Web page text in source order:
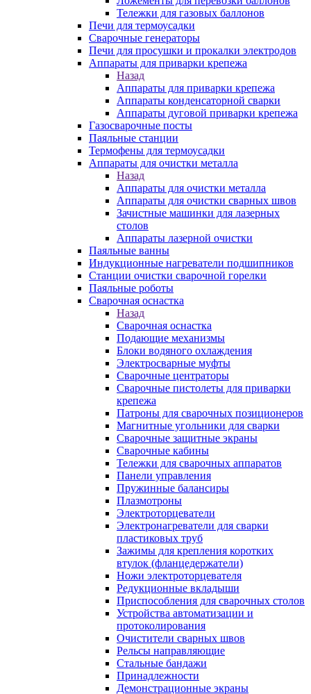
Тележки для газовых баллонов
Печи для термоусадки
Сварочные генераторы
Печи для просушки и прокалки электродов
Аппараты для приварки крепежа
Назад
Аппараты для приварки крепежа
Аппараты конденсаторной сварки
Аппараты дуговой приварки крепежа
Газосварочные посты
Паяльные станции
Термофены для термоусадки
Аппараты для очистки металла
Назад
Аппараты для очистки металла
Аппараты для очистки сварных швов
Зачистные машинки для лазерных
столов
Аппараты лазерной очистки
Паяльные ванны
Индукционные нагреватели подшипников
Станции очистки сварочной горелки
Паяльные роботы
Сварочная оснастка
Назад
Сварочная оснастка
Подающие механизмы
Блоки водяного охлаждения
Электросварные муфты
Сварочные центраторы
Сварочные пистолеты для приварки
крепежа
Патроны для сварочных позиционеров
Магнитные угольники для сварки
Сварочные защитные экраны
Сварочные кабины
Тележки для сварочных аппаратов
Панели управления
Пружинные балансиры
Плазмотроны
Электроторцеватели
Электронагреватели для сварки
пластиковых труб
Зажимы для крепления коротких
втулок (фланцедержатели)
Ножи электроторцевателя
Редукционные вкладыши
Приспособления для сварочных столов
Устройства автоматизации и
протоколирования
Очистители сварных швов
Рельсы направляющие
Стальные бандажи
Принадлежности
Демонстрационные экраны